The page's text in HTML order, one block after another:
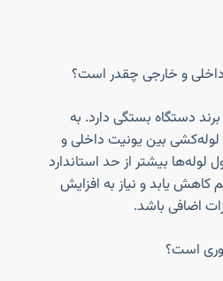
و خارجی چقدر است؟
دستگاه بستگی دارد. به
بین یونیت داخلی و
اگر طول لوله‌ها بیشتر از حد استاندارد
یابد و نیاز به افزایش
اضافی باشد.
است؟